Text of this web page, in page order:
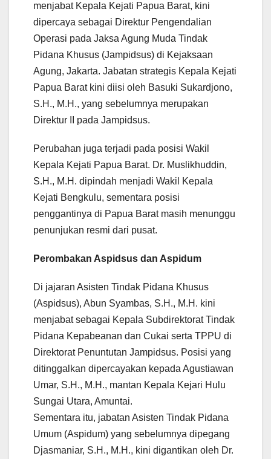
menjabat Kepala Kejati Papua Barat, kini
dipercaya sebagai Direktur Pengendalian
Operasi pada Jaksa Agung Muda Tindak
Pidana Khusus (Jampidsus) di Kejaksaan
Agung, Jakarta. Jabatan strategis Kepala Kejati
Papua Barat kini diisi oleh Basuki Sukardjono,
S.H., M.H., yang sebelumnya merupakan
Direktur II pada Jampidsus.
Perubahan juga terjadi pada posisi Wakil
Kepala Kejati Papua Barat. Dr. Muslikhuddin,
S.H., M.H. dipindah menjadi Wakil Kepala
Kejati Bengkulu, sementara posisi
penggantinya di Papua Barat masih menunggu
penunjukan resmi dari pusat.
Perombakan Aspidsus dan Aspidum
Di jajaran Asisten Tindak Pidana Khusus
(Aspidsus), Abun Syambas, S.H., M.H. kini
menjabat sebagai Kepala Subdirektorat Tindak
Pidana Kepabeanan dan Cukai serta TPPU di
Direktorat Penuntutan Jampidsus. Posisi yang
ditinggalkan dipercayakan kepada Agustiawan
Umar, S.H., M.H., mantan Kepala Kejari Hulu
Sungai Utara, Amuntai.
Sementara itu, jabatan Asisten Tindak Pidana
Umum (Aspidum) yang sebelumnya dipegang
Djasmaniar, S.H., M.H., kini digantikan oleh Dr.